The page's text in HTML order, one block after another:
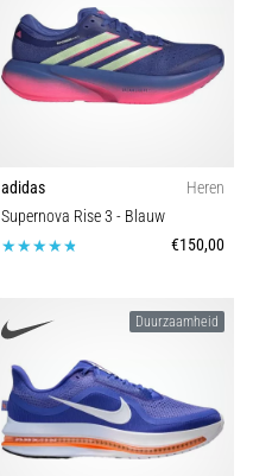
adidas
Heren
Supernova Rise 3 - Blauw
€150,00
Duurzaamheid